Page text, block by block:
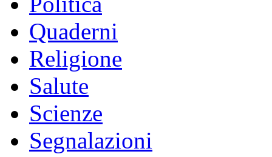
Quaderni
Religione
Salute
Scienze
Segnalazioni